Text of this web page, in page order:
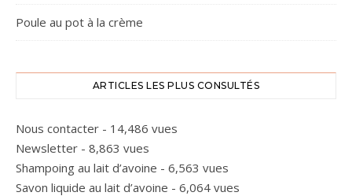
Poule au pot à la crème
ARTICLES LES PLUS CONSULTÉS
Nous contacter - 14,486 vues
Newsletter - 8,863 vues
Shampoing au lait d’avoine - 6,563 vues
Savon liquide au lait d’avoine - 6,064 vues